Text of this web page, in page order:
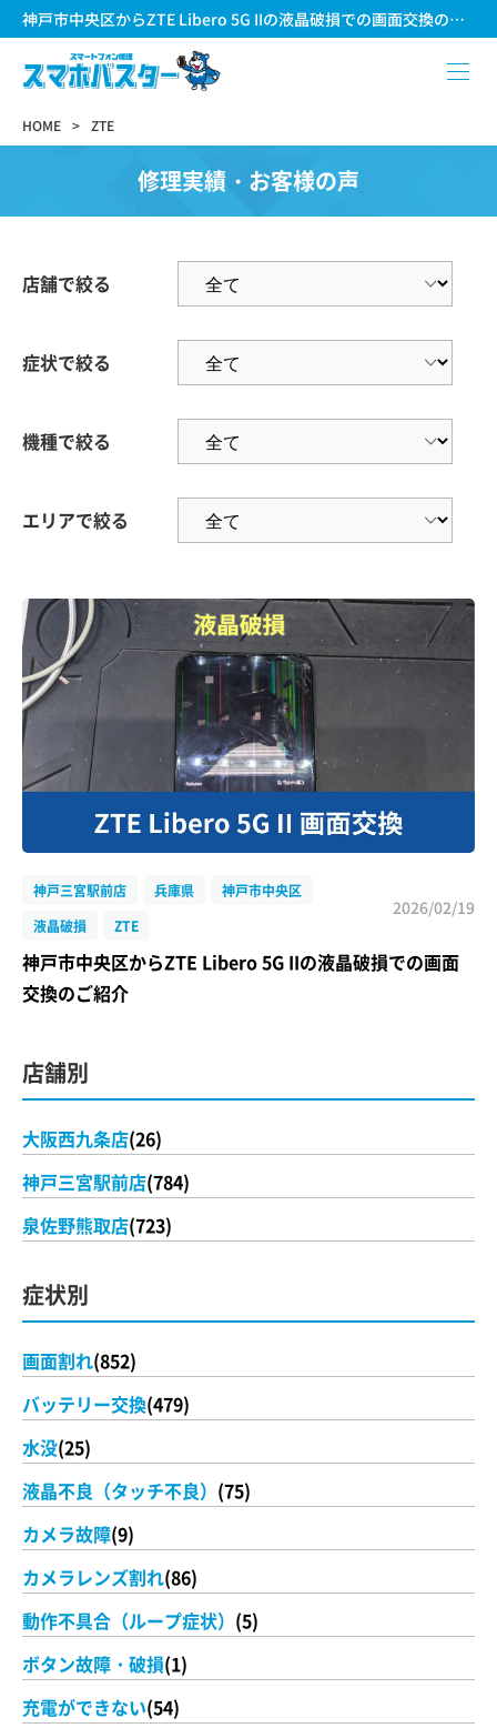
神戸市中央区からZTE Libero 5G IIの液晶破損での画面交換のご紹介
HOME ZTE
修理実績・お客様の声
店舗で絞る
症状で絞る
機種で絞る
エリアで絞る
神戸三宮駅前店 兵庫県
神戸市中央区
液晶破損
ZTE
2026/02/19
神戸市中央区からZTE Libero 5G IIの液晶破損での画面
交換のご紹介
店舗別
大阪西九条店(26)
神戸三宮駅前店(784)
泉佐野熊取店(723)
症状別
画面割れ(852)
バッテリー交換(479)
水没(25)
液晶不良（タッチ不良） (75)
カメラ故障(9)
カメラレンズ割れ(86)
動作不具合（ループ症状） (5)
ボタン故障・破損(1)
充電ができない(54)